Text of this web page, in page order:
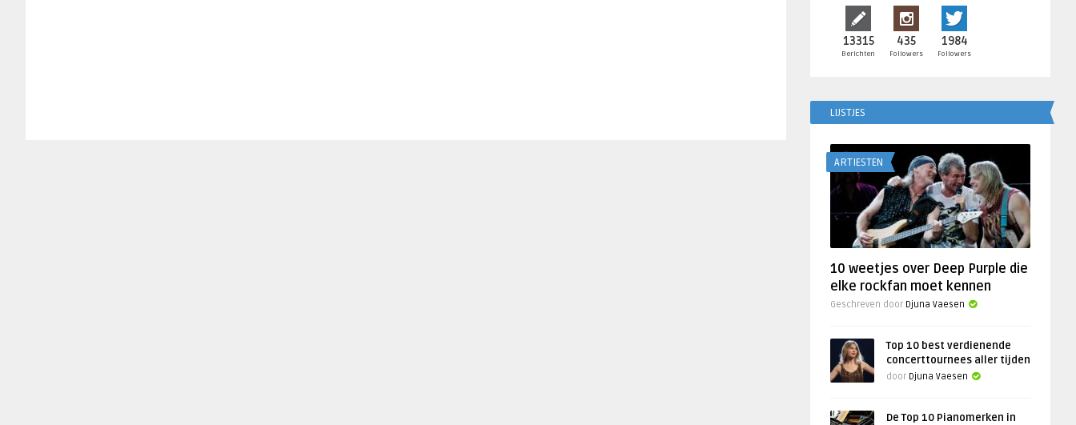
13315
Berichten
435
Followers
1984
Followers
LIJSTJES
ARTIESTEN
10 weetjes over Deep Purple die
elke rockfan moet kennen
Geschreven door Djuna Vaesen
Top 10 best verdienende
concerttournees aller tijden
door Djuna Vaesen
De Top 10 Pianomerken in